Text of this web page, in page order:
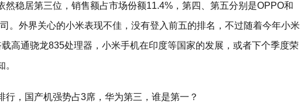
然稳居第三位，销售额占市场份额11.4%，第四、第五分别是OPPO和
。外界关心的小米表现不佳，没有登入前五的排名，不过随着今年小米
高通骁龙835处理器，小米手机在印度等国家的发展，或者下个季度荣